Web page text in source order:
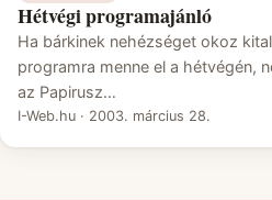
Hétvégi programajánló
Ha bárkinek nehézséget okoz
programra menne el a hétvégén,
az Papirusz…
I-Web.hu · 2003. március 28.